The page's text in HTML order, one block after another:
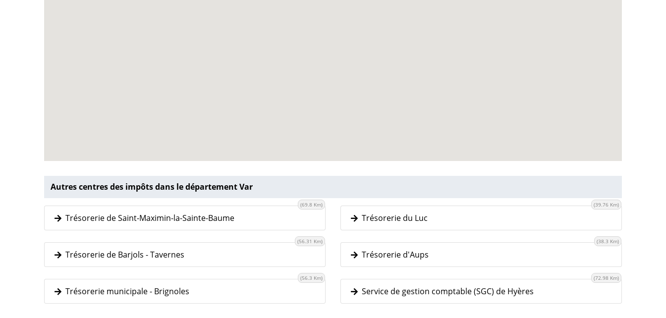
Autres centres des impôts dans le département Var
Trésorerie de Saint-Maximin-la-Sainte-Baume
(69.8 Km)
Trésorerie du Luc
(39.76 Km)
Trésorerie de Barjols - Tavernes
(56.31 Km)
Trésorerie d'Aups
(38.3 Km)
Trésorerie municipale - Brignoles
(56.3 Km)
Service de gestion comptable (SGC) de Hyères
(72.98 Km)